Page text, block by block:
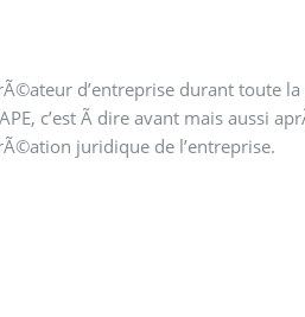
juridique de l’entreprise.